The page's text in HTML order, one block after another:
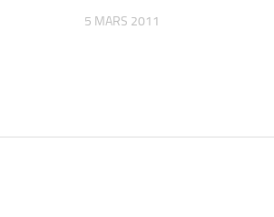
5 MARS 2011